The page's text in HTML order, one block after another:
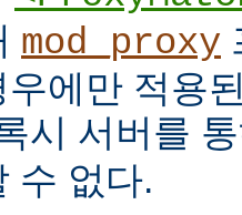
mod_proxy
에만 적용
시 서버를
수 없다.